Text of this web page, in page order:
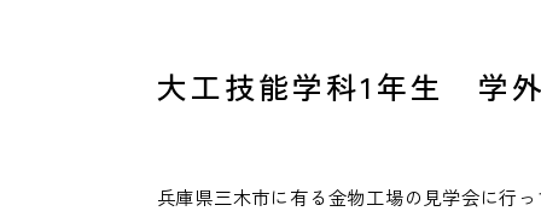
大工技能学科1年生 学
兵庫県三木市に有る金物工場の見学会に行